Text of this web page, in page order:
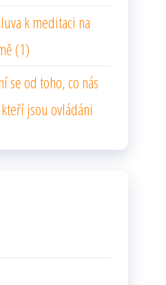
k meditaci na
(1)
se od toho, co nás
jsou ovládáni